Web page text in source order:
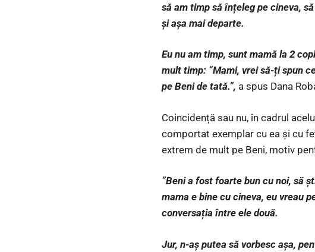
să am timp să înțeleg pe cineva,
și așa mai departe.
Eu nu am timp, sunt mamă la 2
mult timp: “Mami, vrei să-ți spun
pe Beni de tată.”, a spus Dana
Coincidență sau nu, în cadrul
comportat exemplar cu ea și cu
extrem de mult pe Beni, motiv
”Beni a fost foarte bun cu noi, să
mama e bine cu cineva, eu vreau
conversația între ele două.
Jur, n-aș putea să vorbesc așa,